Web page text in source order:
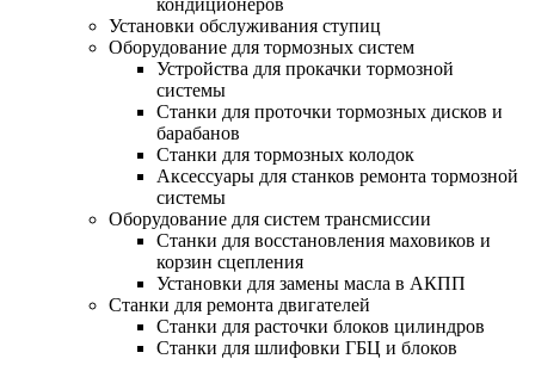
кондиционеров
Установки обслуживания ступиц
Оборудование для тормозных систем
Устройства для прокачки тормозной
системы
Станки для проточки тормозных дисков и
барабанов
Станки для тормозных колодок
Аксессуары для станков ремонта тормозной
системы
Оборудование для систем трансмиссии
Станки для восстановления маховиков и
корзин сцепления
Установки для замены масла в АКПП
Станки для ремонта двигателей
Станки для расточки блоков цилиндров
Станки для шлифовки ГБЦ и блоков